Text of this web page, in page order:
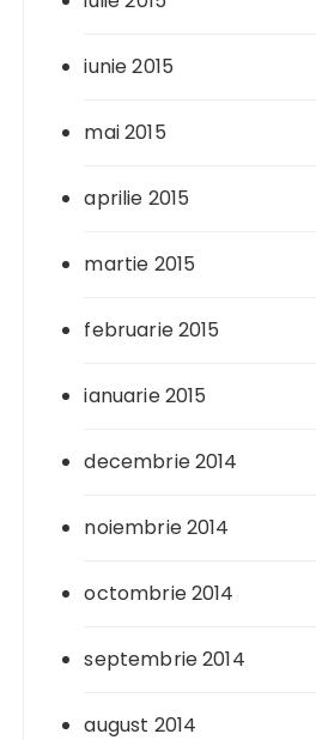
iunie 2015
mai 2015
aprilie 2015
martie 2015
februarie 2015
ianuarie 2015
decembrie 2014
noiembrie 2014
octombrie 2014
septembrie 2014
august 2014